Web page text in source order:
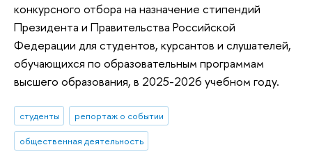
конкурсного отбора на назначение стипендий
Президента и Правительства Российской
Федерации для студентов, курсантов и слушателей,
обучающихся по образовательным программам
высшего образования, в 2025-2026 учебном году.
студенты
репортаж о событии
общественная деятельность